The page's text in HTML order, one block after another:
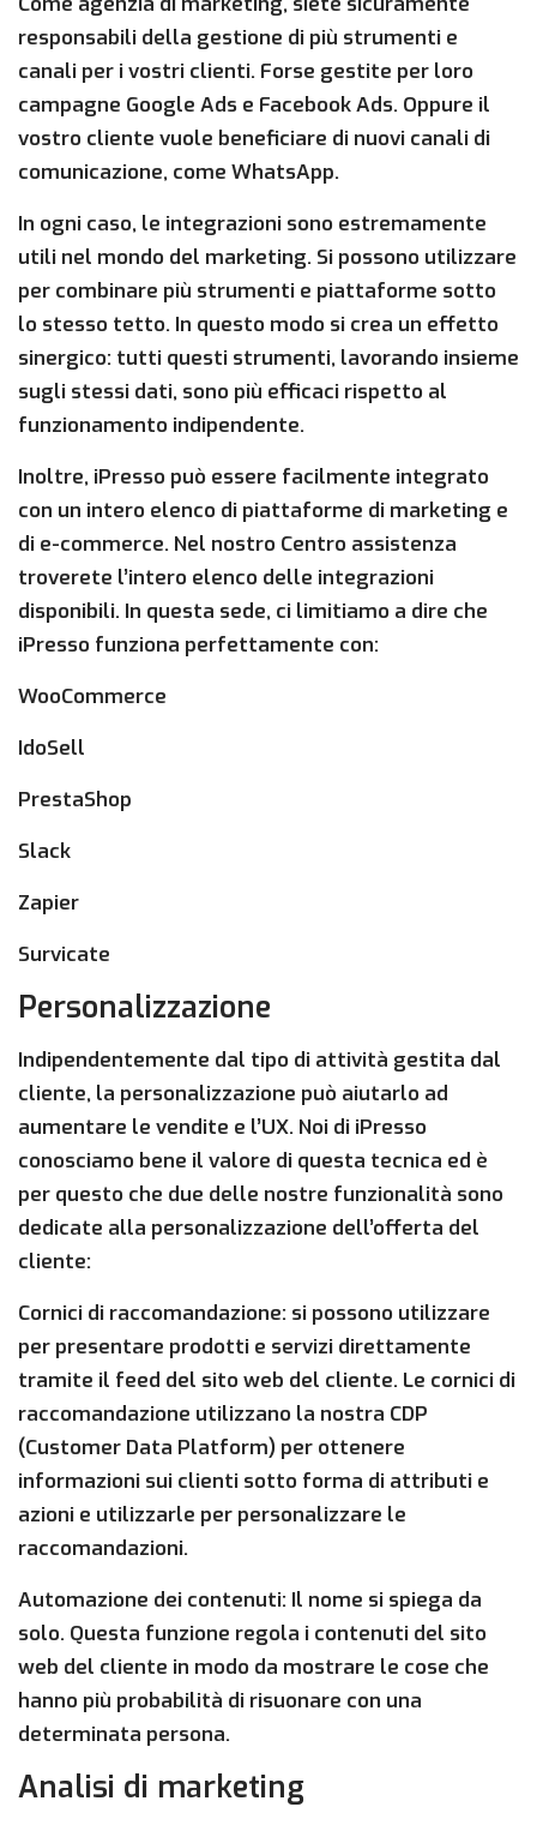
responsabili della gestione di più strumenti e
canali per i vostri clienti. Forse gestite per loro
campagne Google Ads e Facebook Ads. Oppure il
vostro cliente vuole beneficiare di nuovi canali di
comunicazione, come WhatsApp.
In ogni caso, le integrazioni sono estremamente
utili nel mondo del marketing. Si possono utilizzare
per combinare più strumenti e piattaforme sotto
lo stesso tetto. In questo modo si crea un effetto
sinergico: tutti questi strumenti, lavorando insieme
sugli stessi dati, sono più efficaci rispetto al
funzionamento indipendente.
Inoltre, iPresso può essere facilmente integrato
con un intero elenco di piattaforme di marketing e
di e-commerce. Nel nostro Centro assistenza
troverete l’intero elenco delle integrazioni
disponibili. In questa sede, ci limitiamo a dire che
iPresso funziona perfettamente con:
WooCommerce
IdoSell
PrestaShop
Slack
Zapier
Survicate
Personalizzazione
Indipendentemente dal tipo di attività gestita dal
cliente, la personalizzazione può aiutarlo ad
aumentare le vendite e l’UX. Noi di iPresso
conosciamo bene il valore di questa tecnica ed è
per questo che due delle nostre funzionalità sono
dedicate alla personalizzazione dell’offerta del
cliente:
Cornici di raccomandazione: si possono utilizzare
per presentare prodotti e servizi direttamente
tramite il feed del sito web del cliente. Le cornici di
raccomandazione utilizzano la nostra CDP
(Customer Data Platform) per ottenere
informazioni sui clienti sotto forma di attributi e
azioni e utilizzarle per personalizzare le
raccomandazioni.
Automazione dei contenuti: Il nome si spiega da
solo. Questa funzione regola i contenuti del sito
web del cliente in modo da mostrare le cose che
hanno più probabilità di risuonare con una
determinata persona.
Analisi di marketing